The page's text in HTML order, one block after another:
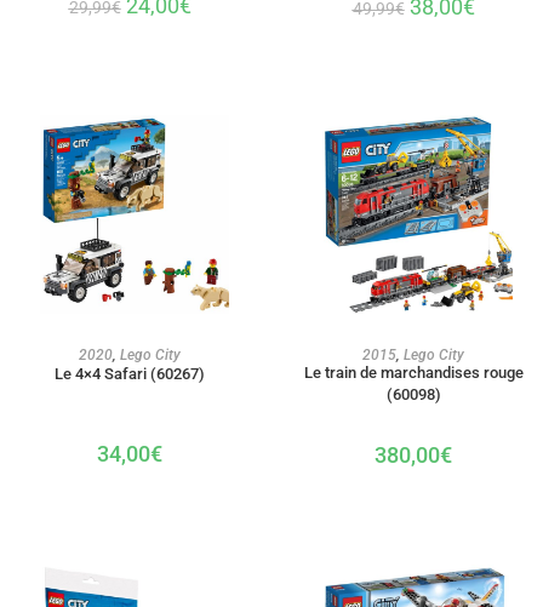
29,99€ 24,00€ 49,99€ 38,00€
AJOUTER AU PANIER
2020, Lego City
Le 4×4 Safari (60267)
34,00€
AJOUTER AU PANIER
2015, Lego City
Le train de marchandises rouge
(60098)
380,00€